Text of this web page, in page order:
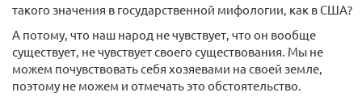
такого значения в государственной мифологии, как в США?
А потому, что наш народ не чувствует, что он вообще
существует, не чувствует своего существования. Мы не
можем почувствовать себя хозяевами на своей земле,
поэтому не можем и отмечать это обстоятельство.